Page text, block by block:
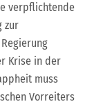
verpflichtende
zur
Krise in der
muss
Vorreiters